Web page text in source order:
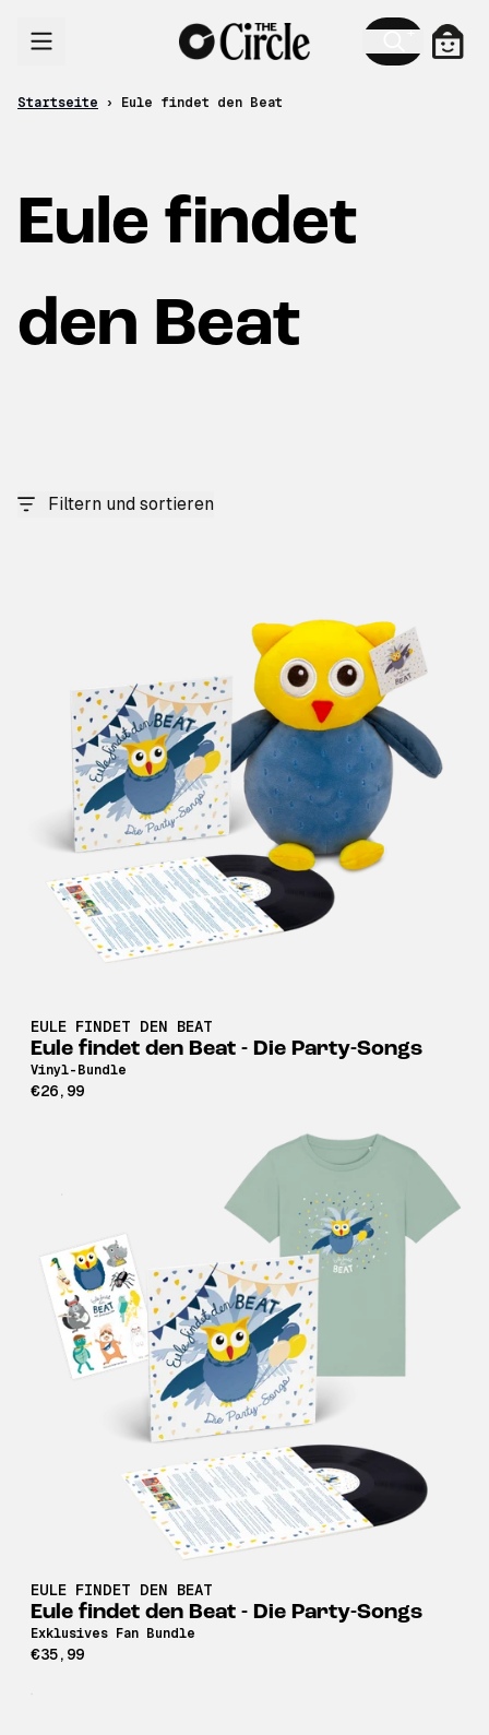
Startseite › Eule findet den Beat
Eule findet
den Beat
Filtern und sortieren
EULE FINDET DEN BEAT
Eule findet den Beat - Die Party-Songs
Vinyl-Bundle
€26,99
EULE FINDET DEN BEAT
Eule findet den Beat - Die Party-Songs
Exklusives Fan Bundle
€35,99